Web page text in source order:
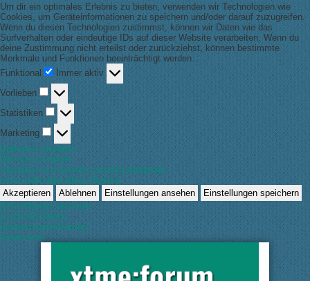
Um dir ein optimales Erlebnis zu bieten, verwenden wir Technologien wie
Cookies, um Geräteinformationen zu speichern und/oder darauf zuzugreifen.
Wenn du diesen Technologien zustimmst, können wir Daten wie das
Surfverhalten oder eindeutige IDs auf dieser Website verarbeiten. Wenn du
deine Zustimmung nicht erteilst oder zurückziehst, können bestimmte
Merkmale und Funktionen beeinträchtigt werden.
Funktional
Funktional
Immer aktiv
Vorlieben
Vorlieben
Statistiken Statistiken
Marketing
Marketing
Optionen verwalten
Dienste verwalten
Verwalten von {vendor_count}-Lieferanten
Lese mehr über diese Zwecke
Akzeptieren
Ablehnen Einstellungen ansehen
Einstellungen speichern
Einstellungen ansehen
Cookie-Richtlinie
Datenschutzerklärung
Impressum